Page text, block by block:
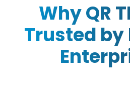
Why QR
Trusted by